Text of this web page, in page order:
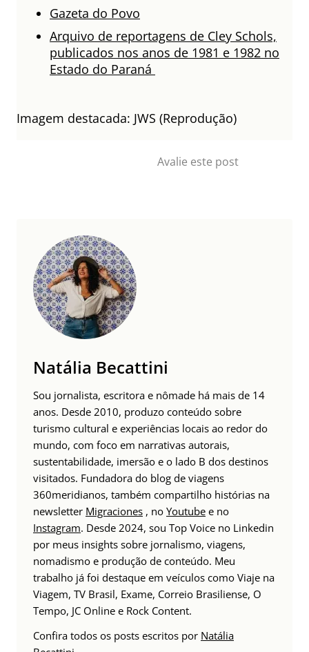
Gazeta do Povo
Arquivo de reportagens de Cley Schols,
publicados nos anos de 1981 e 1982 no
Estado do Paraná
Imagem destacada: JWS (Reprodução)
Avalie este post
Natália Becattini
Sou jornalista, escritora e nômade há mais de 14
anos. Desde 2010, produzo conteúdo sobre
turismo cultural e experiências locais ao redor do
mundo, com foco em narrativas autorais,
sustentabilidade, imersão e o lado B dos destinos
visitados. Fundadora do blog de viagens
360meridianos, também compartilho histórias na
newsletter Migraciones , no Youtube e no
Instagram. Desde 2024, sou Top Voice no Linkedin
por meus insights sobre jornalismo, viagens,
nomadismo e produção de conteúdo. Meu
trabalho já foi destaque em veículos como Viaje na
Viagem, TV Brasil, Exame, Correio Brasiliense, O
Tempo, JC Online e Rock Content.
Confira todos os posts escritos por Natália